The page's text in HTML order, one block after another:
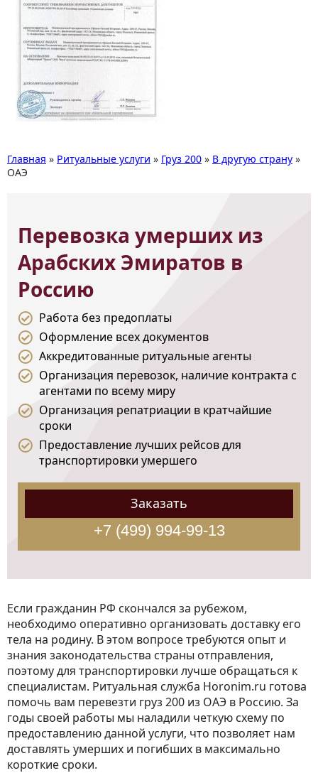
Главная » Ритуальные услуги » Груз 200 » В другую страну »
ОАЭ
Перевозка умерших из
Арабских Эмиратов в
Россию
Работа без предоплаты
Оформление всех документов
Аккредитованные ритуальные агенты
Организация перевозок, наличие контракта с
агентами по всему миру
Организация репатриации в кратчайшие
сроки
Предоставление лучших рейсов для
транспортировки умершего
Заказать
+7 (499) 994-99-13
Если гражданин РФ скончался за рубежом,
необходимо оперативно организовать доставку его
тела на родину. В этом вопросе требуются опыт и
знания законодательства страны отправления,
поэтому для транспортировки лучше обращаться к
специалистам. Ритуальная служба Horonim.ru готова
помочь вам перевезти груз 200 из ОАЭ в Россию. За
годы своей работы мы наладили четкую схему по
предоставлению данной услуги, что позволяет нам
доставлять умерших и погибших в максимально
короткие сроки.